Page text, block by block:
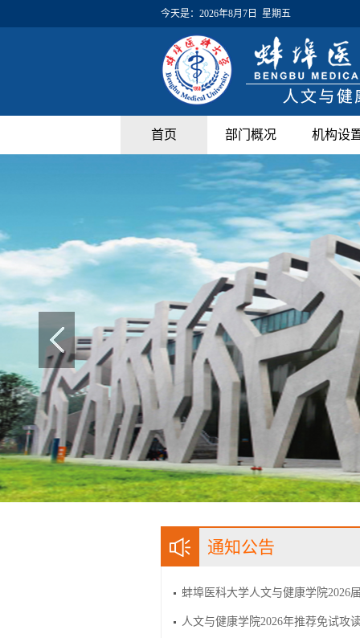
今天是： 2026年8月7日 星期五
首页 部门概况 机构设
通知公告
蚌埠医科大学人文与健康学院2026
人文与健康学院2026年推荐免试攻